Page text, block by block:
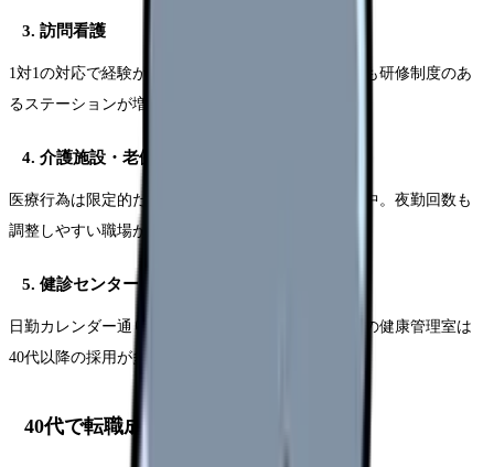
3. 訪問看護
1対1の対応で経験が活きる分野。ブランクがあっても研修制度のあ
るステーションが増えています。
4. 介護施設・老健
医療行為は限定的だが、高齢者看護のニーズは拡大中。夜勤回数も
調整しやすい職場が多いです。
5. 健診センター・産業看護
日勤カレンダー通り、夜勤なしの求人が中心。企業の健康管理室は
40代以降の採用が多い分野です。
40代で転職成功した実例 6 選